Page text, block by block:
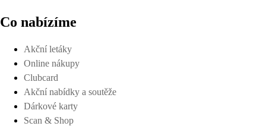
Co nabízíme
Akční letáky
Online nákupy
Clubcard
Akční nabídky a soutěže
Dárkové karty
Scan & Shop